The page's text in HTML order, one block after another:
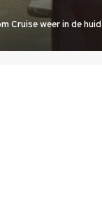
Cruise weer in de huid